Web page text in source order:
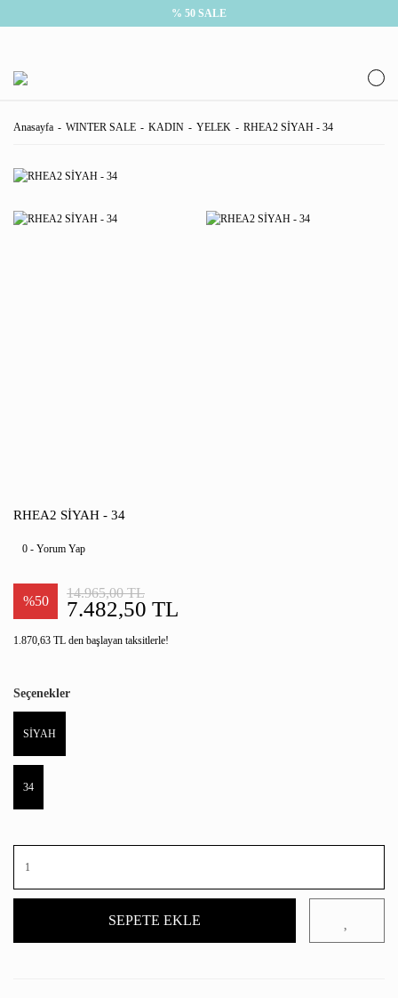
% 50 SALE
Anasayfa WINTER SALE KADIN YELEK RHEA2 SİYAH - 34
RHEA2 SİYAH - 34
0 - Yorum Yap
%50 7.482,50 TL
14.965,00 TL
1.870,63 TL den başlayan taksitlerle!
Seçenekler
SİYAH
34
SEPETE EKLE